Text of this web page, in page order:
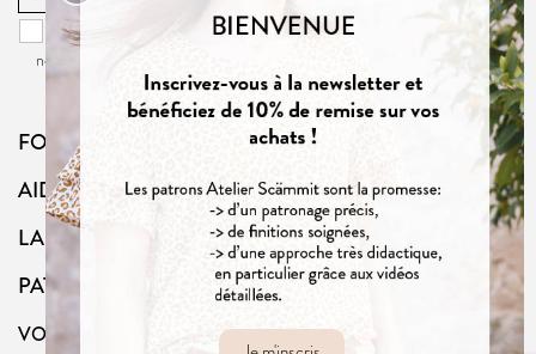
Vous pouvez vous désinscrire à tout moment. Vous trouverez pour cela
nos informations de contact dans la
du site.
FOLLOW US
AIDE
LA BOUTIQUE
PATRONS
VOTRE COMPTE